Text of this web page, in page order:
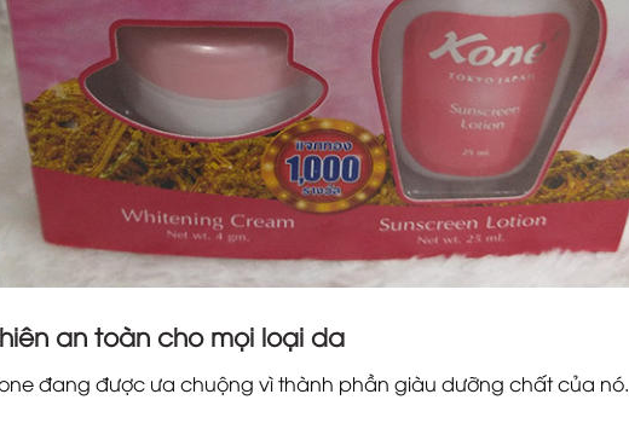
an toàn cho mọi loại da
đang được ưa chuộng vì thành phần giàu dưỡng chất của nó.